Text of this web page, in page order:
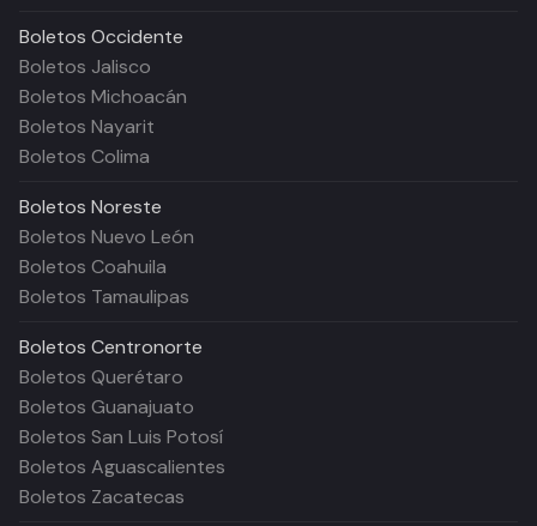
Boletos Occidente
Boletos Jalisco
Boletos Michoacán
Boletos Nayarit
Boletos Colima
Boletos Noreste
Boletos Nuevo León
Boletos Coahuila
Boletos Tamaulipas
Boletos Centronorte
Boletos Querétaro
Boletos Guanajuato
Boletos San Luis Potosí
Boletos Aguascalientes
Boletos Zacatecas